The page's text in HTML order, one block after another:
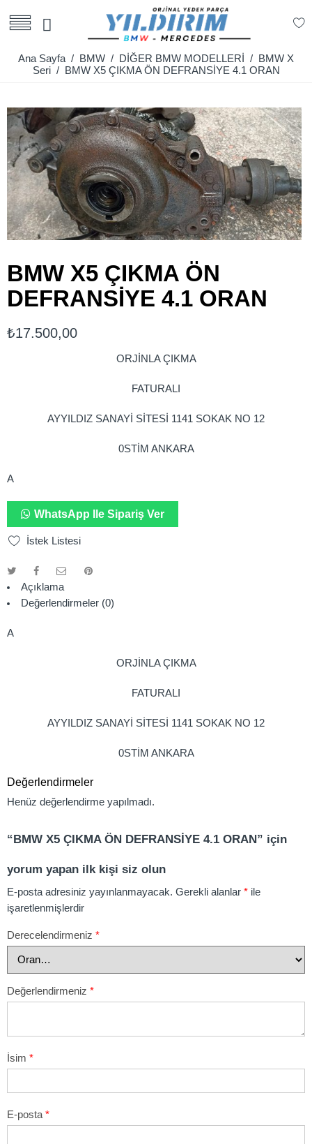
Ana Sayfa / BMW / DİĞER BMW MODELLERİ /
BMW X
Seri/ BMW X5 ÇIKMA ÖN DEFRANSİYE 4.1 ORAN
BMW X5 ÇIKMA ÖN
DEFRANSİYE 4.1 ORAN
₺17.500,00
ORJİNLA ÇIKMA
FATURALI
AYYILDIZ SANAYİ SİTESİ 1141 SOKAK NO 12
0STİM ANKARA
A
WhatsApp Ile Sipariş Ver
İstek Listesi
Açıklama
Değerlendirmeler (0)
A
ORJİNLA ÇIKMA
FATURALI
AYYILDIZ SANAYİ SİTESİ 1141 SOKAK NO 12
0STİM ANKARA
Değerlendirmeler
Henüz değerlendirme yapılmadı.
“BMW X5 ÇIKMA ÖN DEFRANSİYE 4.1 ORAN” için
yorum yapan ilk kişi siz olun
E-posta adresiniz yayınlanmayacak. Gerekli alanlar * ile
işaretlenmişlerdir
Derecelendirmeniz *
Değerlendirmeniz *
İsim *
E-posta *